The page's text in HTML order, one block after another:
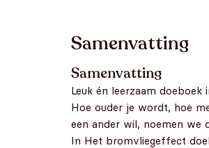
Samenvatting
Samenvatting
Leuk én leerzaam
Hoe ouder je wordt, hoe
een ander wil, noemen
In Het bromvliegeffect